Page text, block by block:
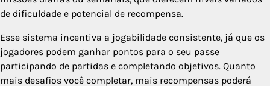
de dificuldade e potencial de recompensa.
Esse sistema incentiva a jogabilidade consistente, já que os
jogadores podem ganhar pontos para o seu passe
participando de partidas e completando objetivos. Quanto
mais desafios você completar, mais recompensas poderá